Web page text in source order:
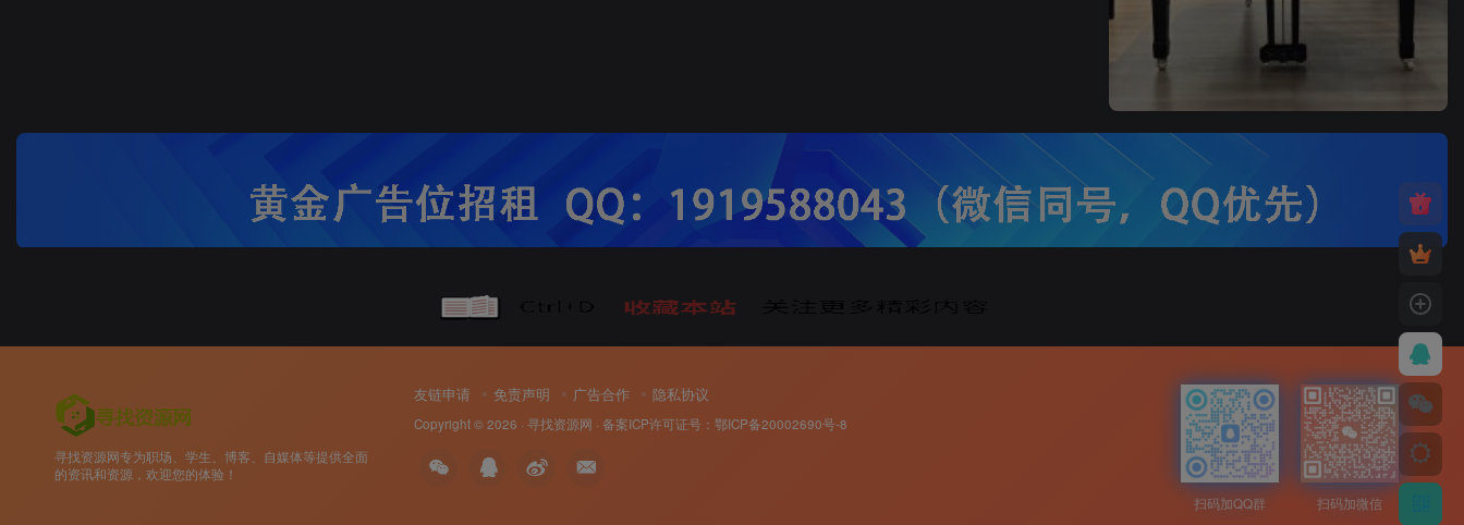
寻找资源网专为职场、学生、博客、自媒体等提供全面
的资讯和资源，欢迎您的体验！
友链申请 免责声明 广告合作 隐私协议
Copyright © 2026 · 寻找资源网 · 备案ICP许可证号： 鄂ICP备20002690号-8
扫码加QQ群 扫码加微信